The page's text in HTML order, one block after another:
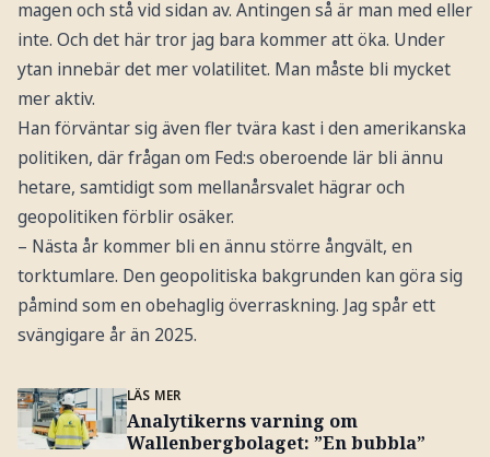
magen och stå vid sidan av. Antingen så är man med eller
inte. Och det här tror jag bara kommer att öka. Under
ytan innebär det mer volatilitet. Man måste bli mycket
mer aktiv.
Han förväntar sig även fler tvära kast i den amerikanska
politiken, där frågan om Fed:s oberoende lär bli ännu
hetare, samtidigt som mellanårsvalet hägrar och
geopolitiken förblir osäker.
– Nästa år kommer bli en ännu större ångvält, en
torktumlare. Den geopolitiska bakgrunden kan göra sig
påmind som en obehaglig överraskning. Jag spår ett
svängigare år än 2025.
LÄS MER
Analytikerns varning om
Wallenbergbolaget: ”En bubbla”